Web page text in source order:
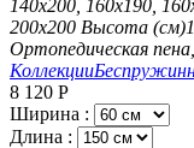
140х200, 160х190,
200х200 Высота (см)
Ортопедическая
Коллекции
8 120 Р
Ширина :
Длина :